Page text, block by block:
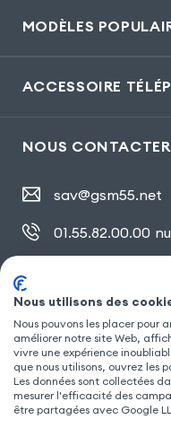
MODÈLES
ACCESSOIRE
NOUS CONTACTER
sav@gsm55.net
01.55.82.00.00
Nous utilisons des
Nous pouvons les placer pour
améliorer notre site Web,
vivre une expérience
que nous utilisons, ouvrez les
Les données sont collectées
mesurer l'efficacité des
être partagées avec Google